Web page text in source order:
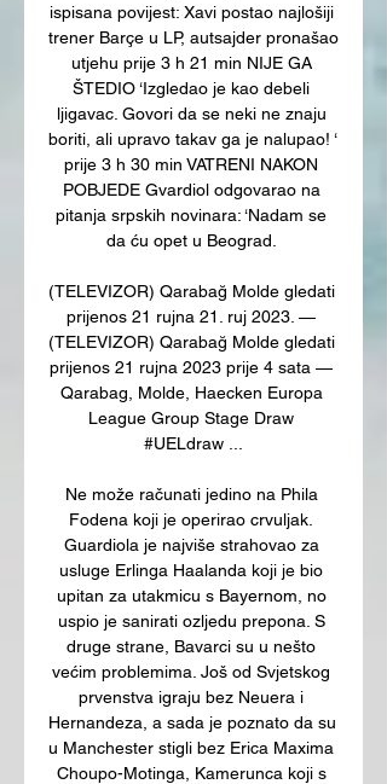
ispisana povijest: Xavi postao najlošiji
trener Barçe u LP, autsajder pronašao
utjehu prije 3 h 21 min NIJE GA
ŠTEDIO ‘Izgledao je kao debeli
ljigavac. Govori da se neki ne znaju
boriti, ali upravo takav ga je nalupao! ‘
prije 3 h 30 min VATRENI NAKON
POBJEDE Gvardiol odgovarao na
pitanja srpskih novinara: ‘Nadam se
da ću opet u Beograd.
(TELEVIZOR) Qarabağ Molde gledati
prijenos 21 rujna 21. ruj 2023. —
(TELEVIZOR) Qarabağ Molde gledati
prijenos 21 rujna 2023 prije 4 sata —
Qarabag, Molde, Haecken Europa
League Group Stage Draw
#UELdraw ...
Ne može računati jedino na Phila
Fodena koji je operirao crvuljak.
Guardiola je najviše strahovao za
usluge Erlinga Haalanda koji je bio
upitan za utakmicu s Bayernom, no
uspio je sanirati ozljedu prepona. S
druge strane, Bavarci su u nešto
većim problemima. Još od Svjetskog
prvenstva igraju bez Neuera i
Hernandeza, a sada je poznato da su
u Manchester stigli bez Erica Maxima
Choupo-Motinga, Kamerunca koji s